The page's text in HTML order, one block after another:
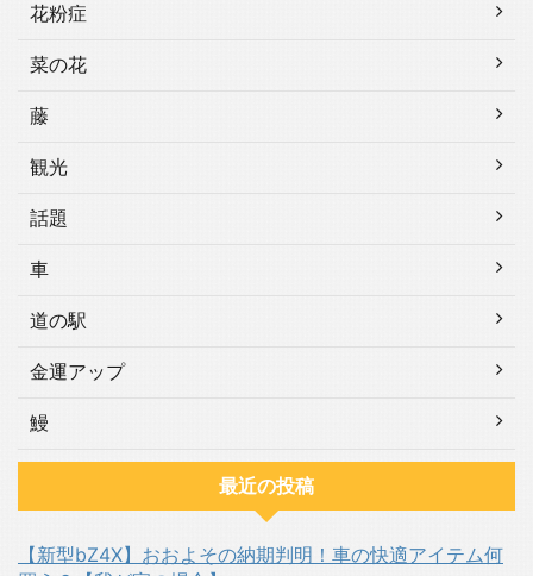
花粉症
菜の花
藤
観光
話題
車
道の駅
金運アップ
鰻
最近の投稿
【新型bZ4X】おおよその納期判明！車の快適アイテム何